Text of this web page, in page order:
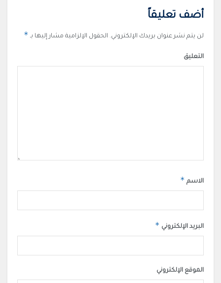
أضف تعليقاً
لن يتم نشر عنوان بريدك الإلكتروني. الحقول الإلزامية مشار إليها بـ *
التعليق
الاسم *
البريد الإلكتروني *
الموقع الإلكتروني